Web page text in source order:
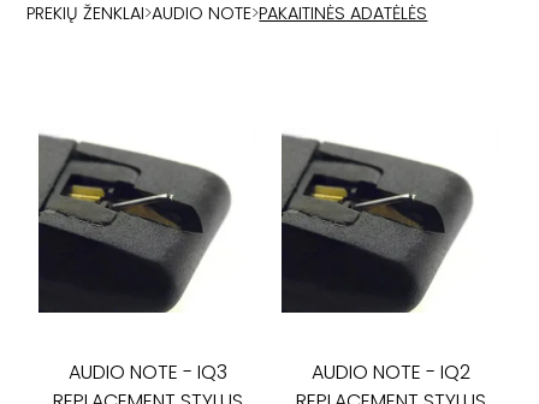
PREKIŲ ŽENKLAI>AUDIO NOTE>PAKAITINĖS ADATĖLĖS
AUDIO NOTE -IQ3
AUDIO NOTE - IQ2